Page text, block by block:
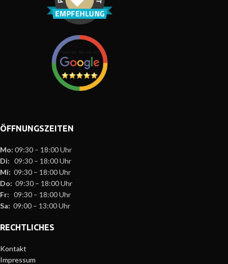
ÖFFNUNGSZEITEN
Mo: 09:30 – 18:00 Uhr
Di: 09:30 – 18:00 Uhr
Mi: 09:30 – 18:00 Uhr
Do: 09:30 – 18:00 Uhr
Fr: 09:30 – 18:00 Uhr
Sa: 09:00 – 13:00 Uhr
RECHTLICHES
Kontakt
Impressum